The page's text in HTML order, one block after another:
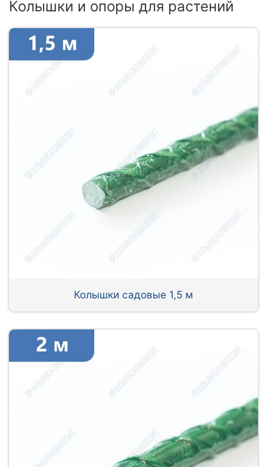
Колышки и опоры для растений
Колышки садовые 1,5 м